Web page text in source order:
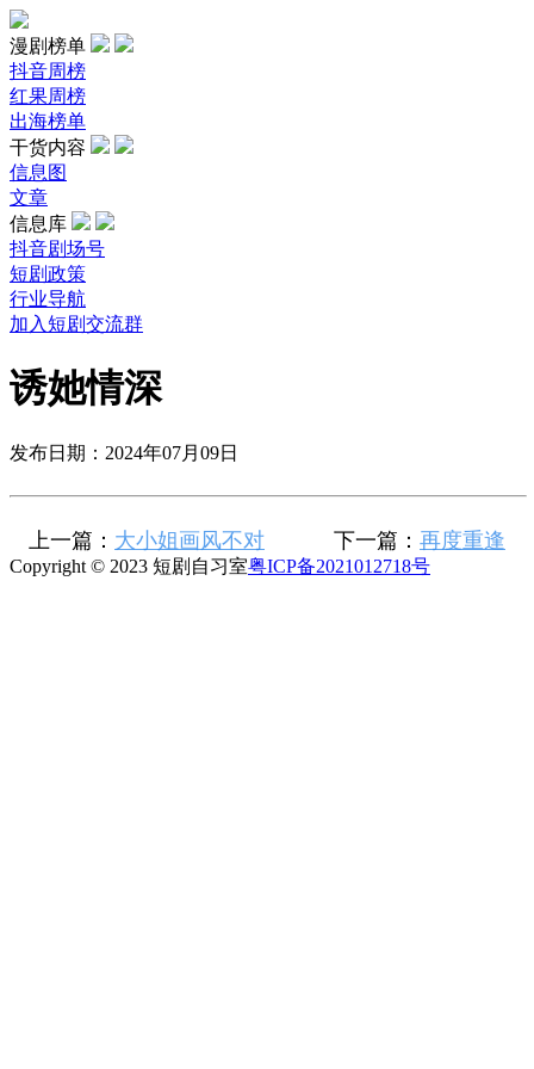
漫剧榜单
抖音周榜
红果周榜
出海榜单
干货内容
信息图
文章
信息库
抖音剧场号
短剧政策
行业导航
加入短剧交流群
诱她情深
发布日期：2024年07月09日
上一篇： 大小姐画风不对 下一篇： 再度重逢
Copyright © 2023 短剧自习室粤ICP备2021012718号